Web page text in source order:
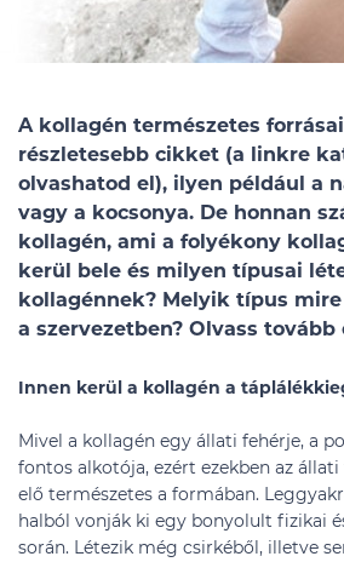
A kollagén természetes
részletesebb cikket (a linkre
olvashatod el), ilyen például a
vagy a kocsonya. De honnan
kollagén, ami a folyékony
kerül bele és milyen típusai
kollagénnek? Melyik típus
a szervezetben? Olvass
Innen kerül a kollagén a
Mivel a kollagén egy állati fehérje, a
fontos alkotója, ezért ezekben az
elő természetes a formában.
halból vonják ki egy bonyolult fizikai
során. Létezik még csirkéből, illetve